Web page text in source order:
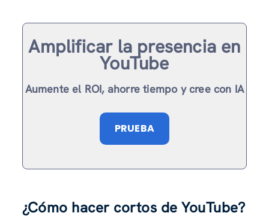
Amplificar la presencia en
YouTube
Aumente el ROI, ahorre tiempo y cree con IA
PRUEBA
¿Cómo hacer cortos de YouTube?